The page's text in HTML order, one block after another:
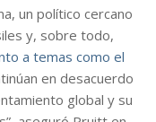
un político cercano
y, sobre todo,
a temas como el
en desacuerdo
global y su